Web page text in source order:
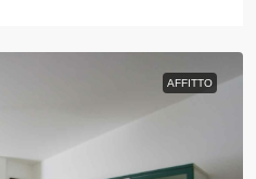
AFFITTO